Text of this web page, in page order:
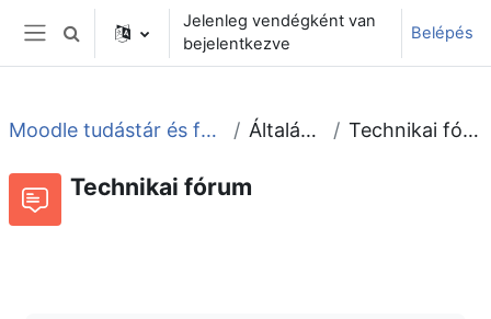
Tovább a fő tartalomhoz
Oldalpanel
Keresési bemeneti adatok váltása
Jelenleg vendégként van
bejelentkezve
Belépés
Moodle tudástár és fórum Általános Technikai fórum
Technikai fórum